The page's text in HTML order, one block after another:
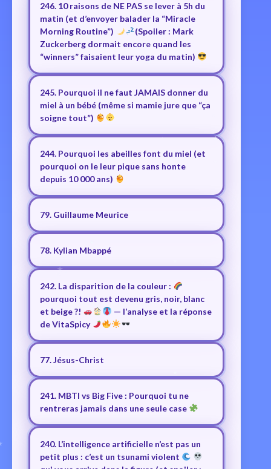
246. 10 raisons de NE PAS se lever à 5h du
matin (et d’envoyer balader la “Miracle
Morning Routine”)
(Spoiler : Mark
Zuckerberg dormait encore quand les
“winners” faisaient leur yoga du matin)
245. Pourquoi il ne faut JAMAIS donner du
miel à un bébé (même si mamie jure que “ça
soigne tout”)
244. Pourquoi les abeilles font du miel (et
pourquoi on le leur pique sans honte
depuis 10 000 ans)
79. Guillaume Meurice
78. Kylian Mbappé
242. La disparition de la couleur :
pourquoi tout est devenu gris, noir, blanc
et beige ?!
— l’analyse et la réponse
de VitaSpicy
77. Jésus-Christ
241. MBTI vs Big Five : Pourquoi tu ne
rentreras jamais dans une seule case
240. L’intelligence artificielle n’est pas un
petit plus : c’est un tsunami violent